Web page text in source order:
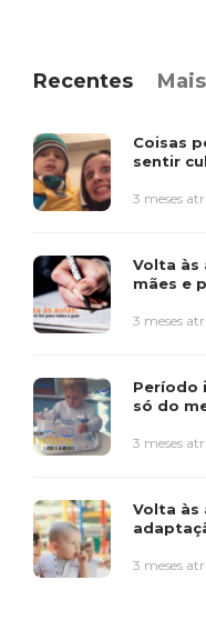
Recentes
Coisas
sentir
3 meses
Volta às
mães e
3 meses
Período
só do
3 meses
Volta às
3 meses